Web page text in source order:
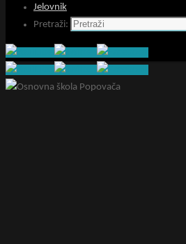
Jelovnik
Pretraži: